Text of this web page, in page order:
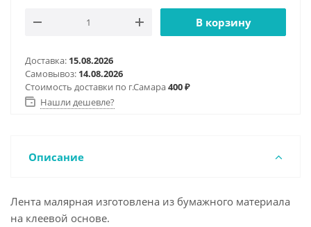
В корзину
Доставка: 15.08.2026
Самовывоз: 14.08.2026
Стоимость доставки по г.Самара400 ₽
Нашли дешевле?
Описание
Лента малярная изготовлена из бумажного материала
на клеевой основе.